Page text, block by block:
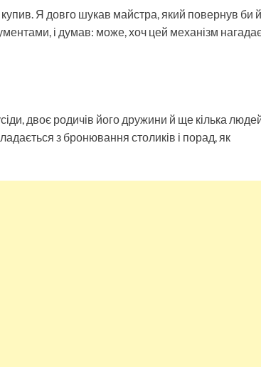
купив. Я довго шукав майстра, який повернув би
і думав: може, хоч цей механізм
двоє родичів його дружини й ще кілька
з бронювання столиків і порад, як